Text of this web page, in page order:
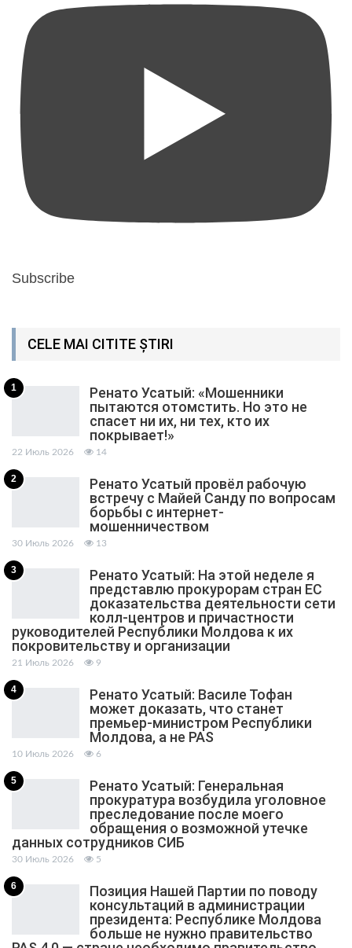
Subscribe
CELE MAI CITITE ȘTIRI
1
Ренато Усатый: «Мошенники
пытаются отомстить. Но это не
спасет ни их, ни тех, кто их
покрывает!»
22 Июль 2026 14
2
Ренато Усатый провёл рабочую
встречу с Майей Санду по вопросам
борьбы с интернет-
мошенничеством
30 Июль 2026 13
3
Ренато Усатый: На этой неделе я
представлю прокурорам стран ЕС
доказательства деятельности сети
колл-центров и причастности
руководителей Республики Молдова к их
покровительству и организации
21 Июль 2026 9
4
Ренато Усатый: Василе Тофан
может доказать, что станет
премьер-министром Республики
Молдова, а не PAS
10 Июль 2026 6
5
Ренато Усатый: Генеральная
прокуратура возбудила уголовное
преследование после моего
обращения о возможной утечке
данных сотрудников СИБ
30 Июль 2026 5
6
Позиция Нашей Партии по поводу
консультаций в администрации
президента: Республике Молдова
больше не нужно правительство